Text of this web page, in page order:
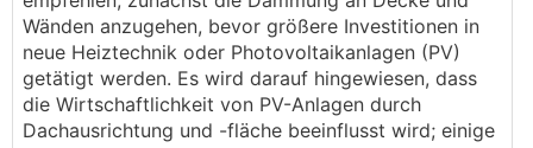
Anbei noch ein paar Daten:
Wänden anzugehen, bevor größere Investitionen in
neue Heiztechnik oder Photovoltaikanlagen (PV)
getätigt werden. Es wird darauf hingewiesen, dass
die Wirtschaftlichkeit von PV-Anlagen durch
Dachausrichtung und -fläche beeinflusst wird; einige